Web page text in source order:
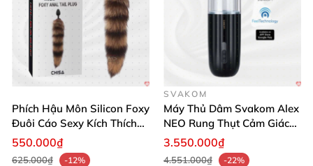
Phích Hậu Môn Silicon Foxy
Đuôi Cáo Sexy Kích Thích
Đỉnh Cao
550.000₫
625.000₫
-12%
SVAKOM
Máy Thủ Dâm Svakom Alex
NEO Rung Thụt Cảm Giác
Thật, App Điều Khiển
3.550.000₫
4.551.000₫
-22%